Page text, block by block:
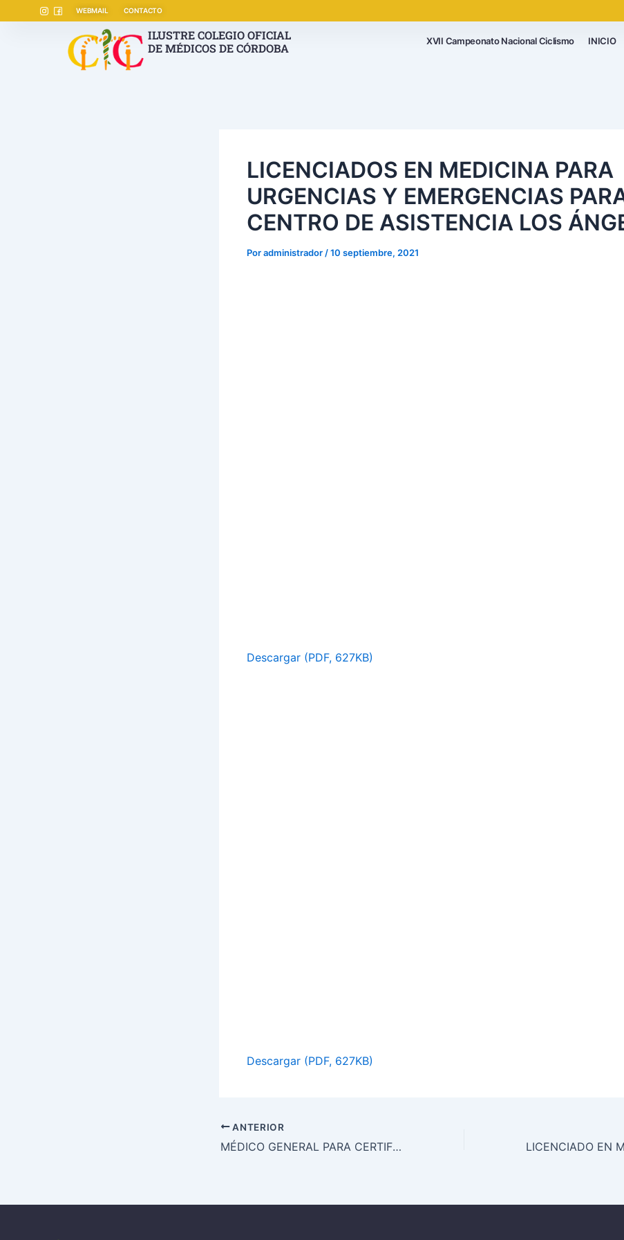
WEBMAIL CONTACTO
ILUSTRE COLEGIO OFICIAL
DE MÉDICOS DE CÓRDOBA
XVII Campeonato Nacional Ciclismo INICIO
LICENCIADOS EN MEDICINA PARA
URGENCIAS Y EMERGENCIAS
CENTRO DE ASISTENCIA LOS
Poradministrador /10 septiembre, 2021
Descargar (PDF, 627KB)
Descargar (PDF, 627KB)
entradas
ANTERIOR
MÉDICO GENERAL PARA CERTIFICADOS MÉDICOS Y RECONOCIMIENTOS EN PUERTOLLANO (CIUDAD REAL)